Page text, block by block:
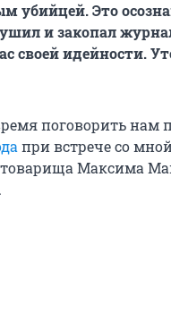
убийцей. Это
и закопал
своей идейности.
поговорить нам
при встрече со
товарища Максима